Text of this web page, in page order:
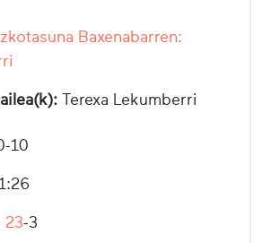
Baxenabarren:
Terexa Lekumberri
10
23-3